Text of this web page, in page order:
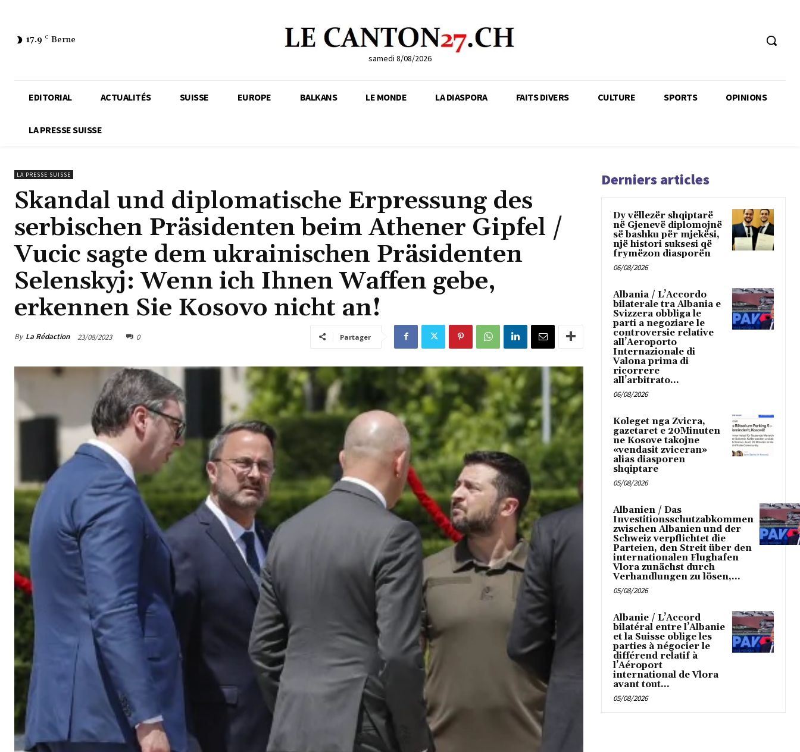
17.9 C Berne
samedi 8/08/2026
EDITORIAL ACTUALITÉS SUISSE EUROPE BALKANS LE MONDE LA DIASPORA FAITS DIVERS CULTURE SPORTS OPINIONS
LA PRESSE SUISSE
LA PRESSE SUISSE
Skandal und diplomatische Erpressung des
serbischen Präsidenten beim Athener Gipfel /
Vucic sagte dem ukrainischen Präsidenten
Selenskyj: Wenn ich Ihnen Waffen gebe,
erkennen Sie Kosovo nicht an!
By La Rédaction 23/08/2023 0 Partager
Derniers articles
Dy vëllezër shqiptarë
në Gjenevë diplomojnë
së bashku për mjekësi,
një histori suksesi që
frymëzon diasporën
06/08/2026
Albania / L’Accordo
bilaterale tra Albania e
Svizzera obbliga le
parti a negoziare le
controversie relative
all’Aeroporto
Internazionale di
Valona prima di
ricorrere
all’arbitrato...
06/08/2026
Koleget nga Zvicra,
gazetaret e 20Minuten
ne Kosove takojne
«vendasit zviceran»
alias diasporen
shqiptare
05/08/2026
Albanien / Das
Investitionsschutzabkommen
zwischen Albanien und der
Schweiz verpflichtet die
Parteien, den Streit über den
internationalen Flughafen
Vlora zunächst durch
Verhandlungen zu lösen,...
05/08/2026
Albanie / L’Accord
bilatéral entre l’Albanie
et la Suisse oblige les
parties à négocier le
différend relatif à
l’Aéroport
international de Vlora
avant tout...
05/08/2026